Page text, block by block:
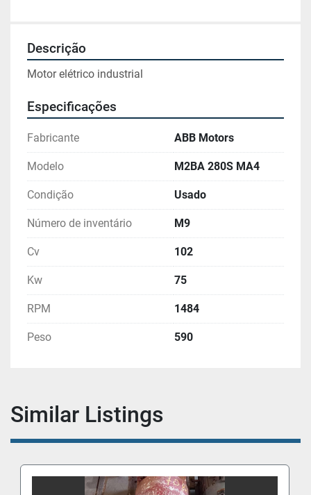
Descrição
Motor elétrico industrial
Especificações
Fabricante ABB Motors
Modelo M2BA 280S MA4
Condição Usado
Número de inventário M9
Cv 102
Kw 75
RPM 1484
Peso 590
Similar Listings